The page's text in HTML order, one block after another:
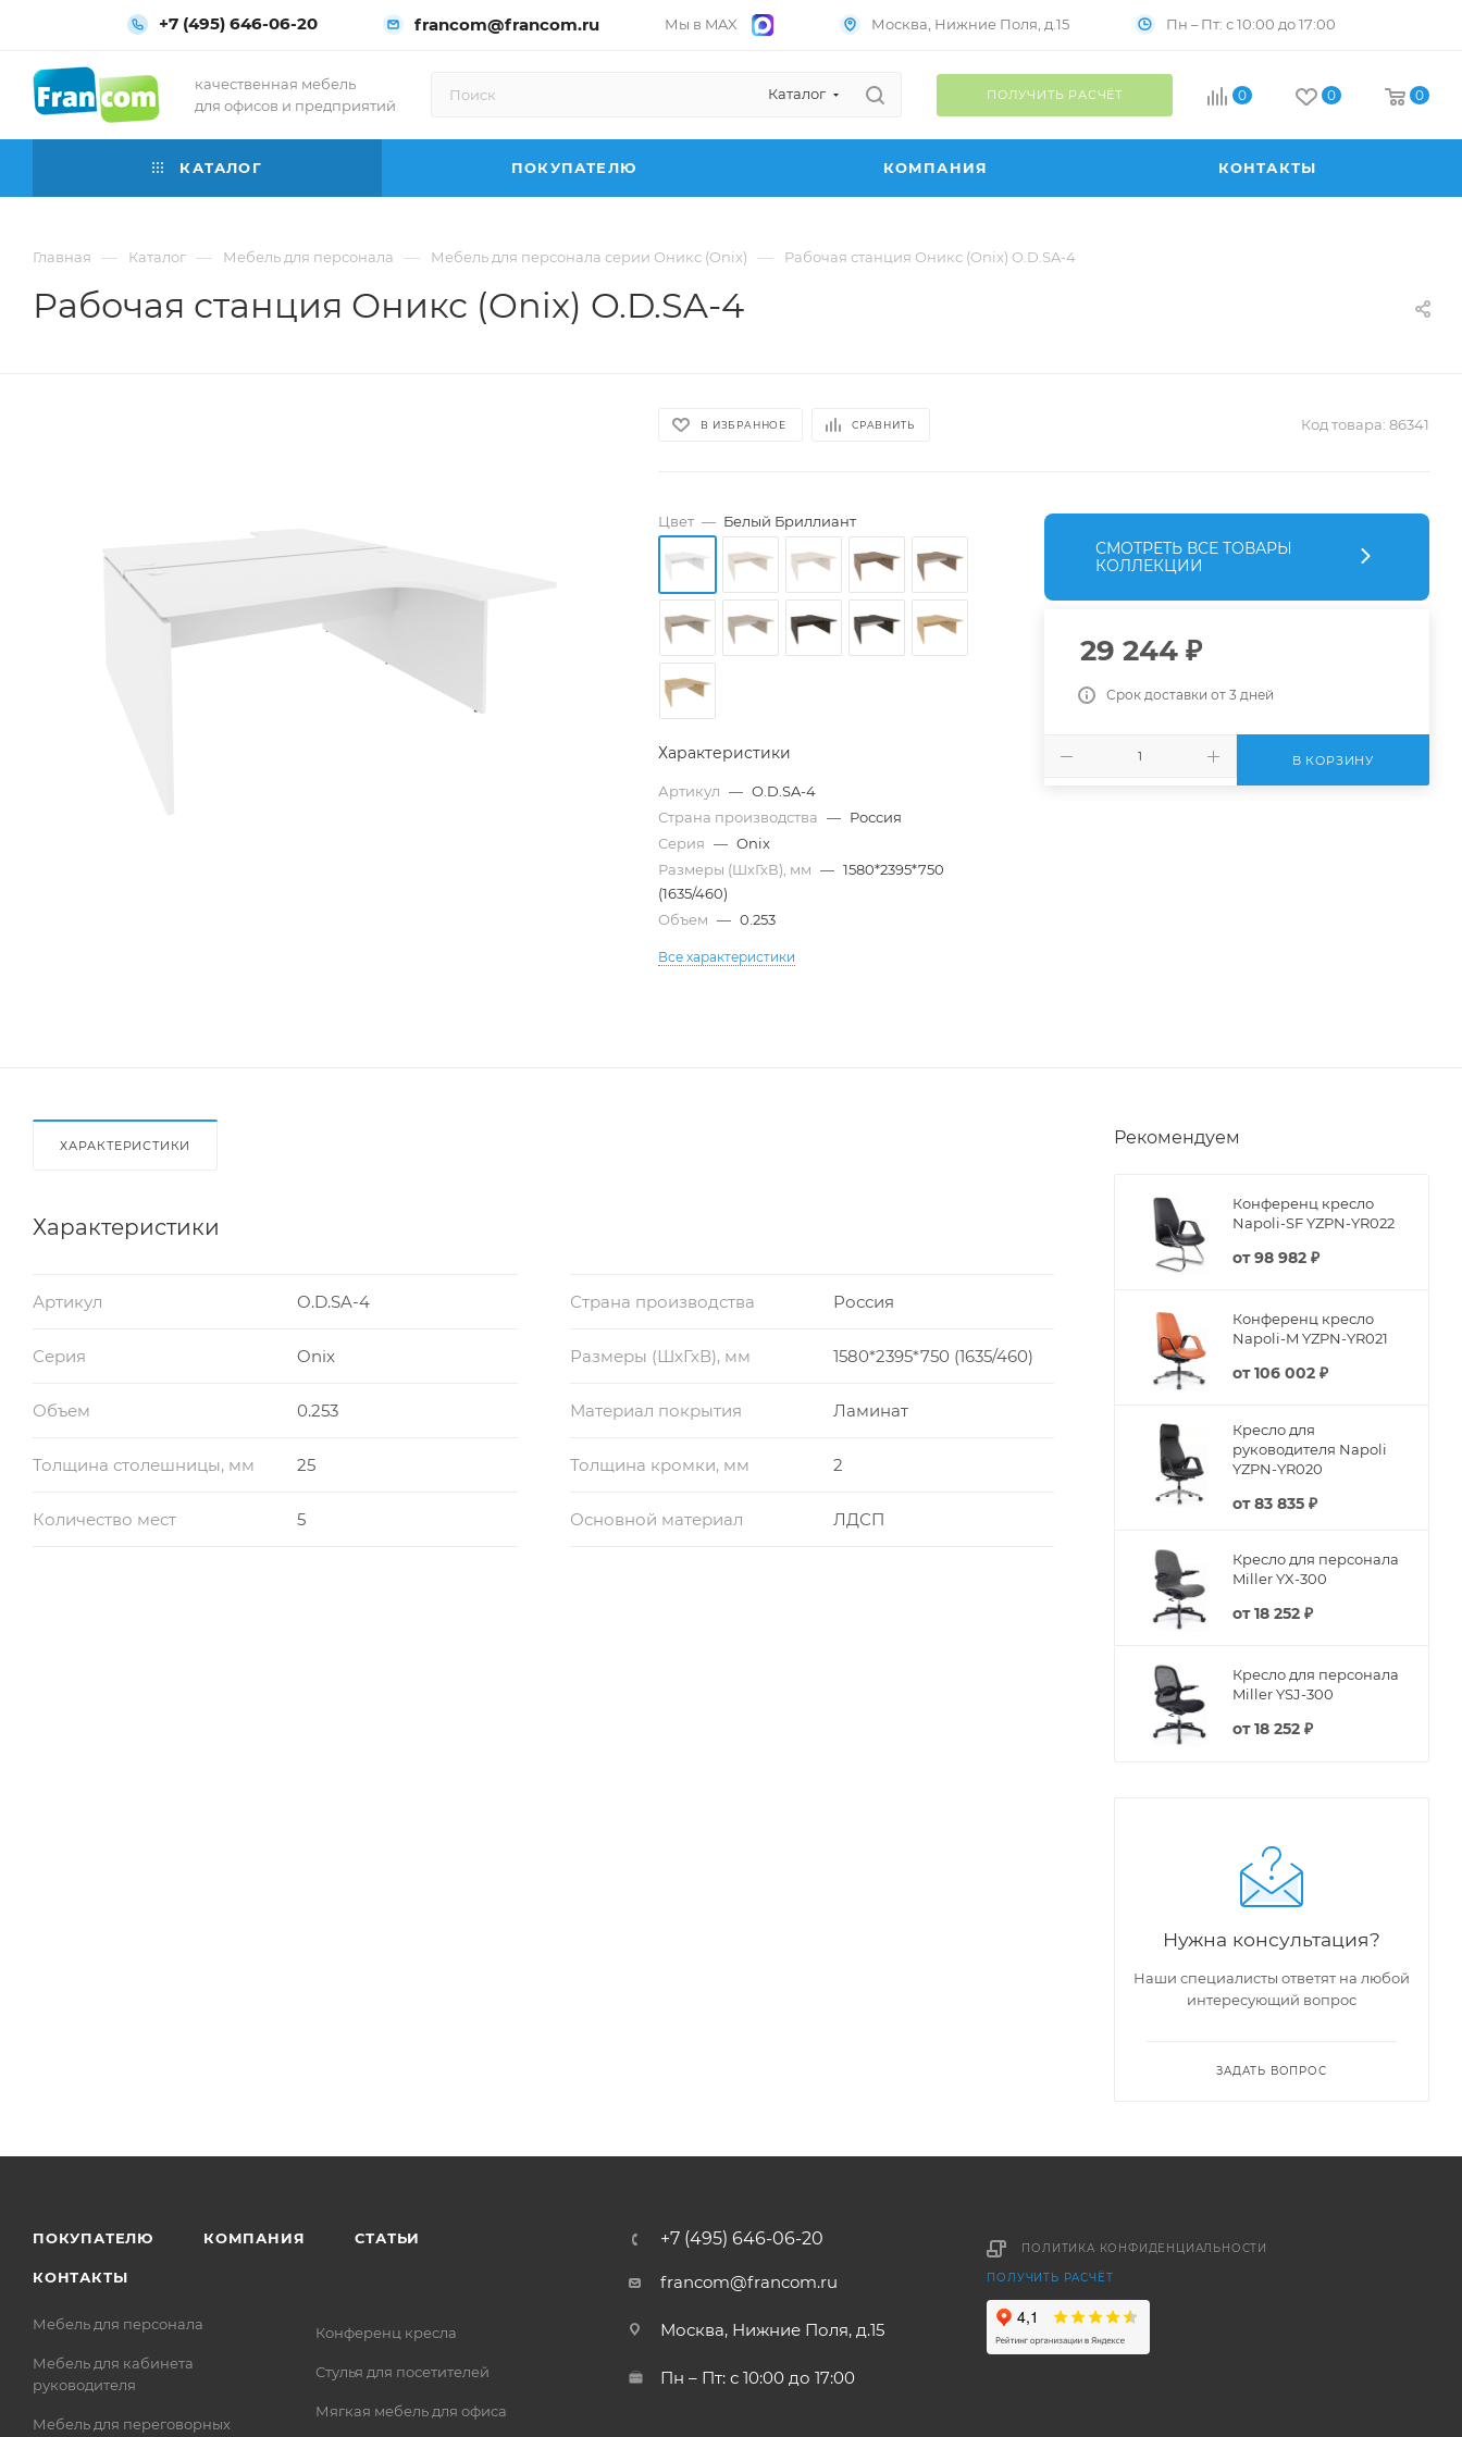
+7 (495) 646-06-20 francom@francom.ru Мы в MAX Москва, Нижние Поля, д.15 Пн – Пт: с 10:00 до 17:00
качественная мебель
для офисов и предприятий
Каталог ПОЛУЧИТЬ РАСЧЁТ 0 0 0
КАТАЛОГ ПОКУПАТЕЛЮ КОМПАНИЯ КОНТАКТЫ
Главная — Каталог — Мебель для персонала — Мебель для персонала серии Оникс (Onix) — Рабочая станция Оникс (Onix) O.D.SA-4
Рабочая станция Оникс (Onix) O.D.SA-4
В ИЗБРАННОЕ СРАВНИТЬ Код товара: 86341
Цвет — Белый Бриллиант
Характеристики
Артикул — O.D.SA-4
Страна производства — Россия
Серия — Onix
Размеры (ШхГхВ), мм — 1580*2395*750
(1635/460)
Объем — 0.253
Все характеристики
СМОТРЕТЬ ВСЕ ТОВАРЫ
КОЛЛЕКЦИИ
29 244₽
Срок доставки от 3 дней
В КОРЗИНУ
ХАРАКТЕРИСТИКИ
Характеристики
Артикул O.D.SA-4 Страна производства Россия
Серия Onix Размеры (ШхГхВ), мм 1580*2395*750 (1635/460)
Объем 0.253 Материал покрытия Ламинат
Толщина столешницы, мм 25 Толщина кромки, мм 2
Количество мест 5 Основной материал ЛДСП
Рекомендуем
Конференц кресло
Napoli-SF YZPN-YR022
от98 982 ₽
Конференц кресло
Napoli-M YZPN-YR021
от106 002 ₽
Кресло для
руководителя Napoli
YZPN-YR020
от83 835 ₽
Кресло для персонала
Miller YX-300
от18 252 ₽
Кресло для персонала
Miller YSJ-300
от18 252 ₽
Нужна консультация?
Наши специалисты ответят на любой
интересующий вопрос
ЗАДАТЬ ВОПРОС
ПОКУПАТЕЛЮ КОМПАНИЯ СТАТЬИ
КОНТАКТЫ
Мебель для персонала
Мебель для кабинета
руководителя
Мебель для переговорных
Конференц кресла
Стулья для посетителей
Мягкая мебель для офиса
+7 (495) 646-06-20
francom@francom.ru
Москва, Нижние Поля, д.15
Пн – Пт: с 10:00 до 17:00
ПОЛИТИКА КОНФИДЕНЦИАЛЬНОСТИ
ПОЛУЧИТЬ РАСЧЁТ